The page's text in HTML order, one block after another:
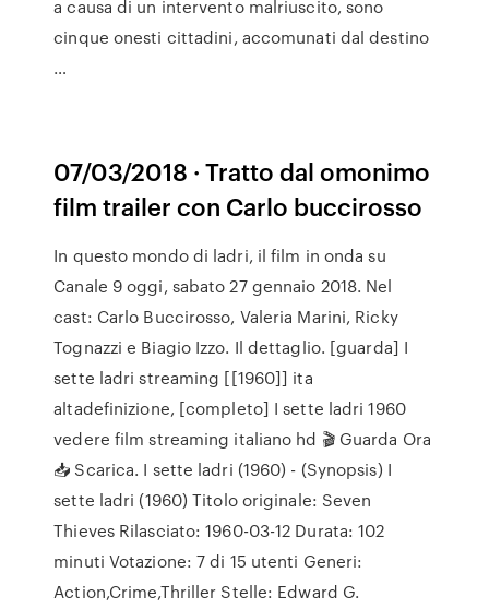
a causa di un intervento malriuscito, sono
cinque onesti cittadini, accomunati dal destino
…
07/03/2018 · Tratto dal omonimo
film trailer con Carlo buccirosso
In questo mondo di ladri, il film in onda su
Canale 9 oggi, sabato 27 gennaio 2018. Nel
cast: Carlo Buccirosso, Valeria Marini, Ricky
Tognazzi e Biagio Izzo. Il dettaglio. [guarda] I
sette ladri streaming [[1960]] ita
altadefinizione, [completo] I sette ladri 1960
vedere film streaming italiano hd 🎬 Guarda Ora
📥 Scarica. I sette ladri (1960) - (Synopsis) I
sette ladri (1960) Titolo originale: Seven
Thieves Rilasciato: 1960-03-12 Durata: 102
minuti Votazione: 7 di 15 utenti Generi:
Action,Crime,Thriller Stelle: Edward G.